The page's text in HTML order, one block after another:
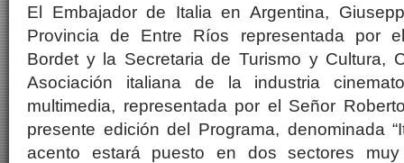
El Embajador de Italia en Argentina,
Provincia de Entre Ríos representada por
Bordet y la Secretaria de Turismo y Cultura,
Asociación italiana de la industria
multimedia, representada por el Señor
presente edición del Programa, denominada
acento estará puesto en dos sectores